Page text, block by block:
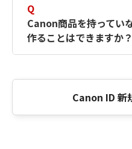
Q
Canon商品を持ってい
作ることはできますか？
Canon ID 新